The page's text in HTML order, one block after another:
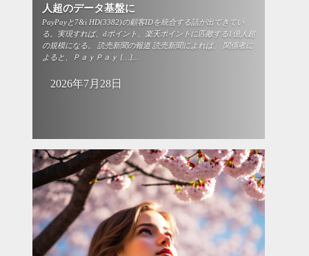
人超のデータ基盤に
PayPayと7&i HD(3382)の顧客IDを統合する話が出てきてい
る。実現すれば、dポイント、楽天ポイントに匹敵する1億人超
の規模になる。 読売新聞の報道 読売新聞によれば、 関係者に
よると、ＰａｙＰａｙ […]...
2026年7月28日